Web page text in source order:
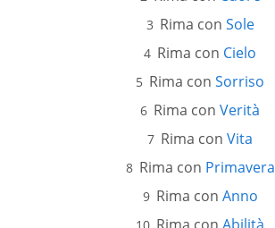
Rima con Sole
Rima con Cielo
Rima con Sorriso
Rima con Verità
Rima con Vita
Rima con Primavera
Rima con Anno